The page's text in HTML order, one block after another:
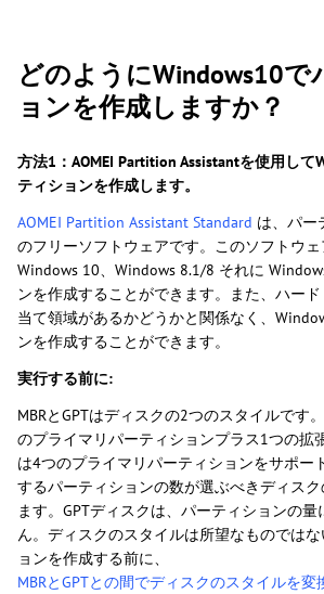
どのようにWindows10で
ョンを作成しますか？
方法1：AOMEI Partition Assistantを使用して
ティションを作成します。
AOMEI Partition Assistant Standard は、パー
のフリーソフトウェアです。このソフトウェ
Windows 10、Windows 8.1/8 それに
ンを作成することができます。また、ハー
当て領域があるかどうかと関係なく、
ンを作成することができます。
実行する前に:
MBRとGPTはディスクの2つのスタイルです
のプライマリパーティションプラス1つの拡
は4つのプライマリパーティションをサポー
するパーティションの数が選ぶべきディス
ます。GPTディスクは、パーティションの
ん。ディスクのスタイルは所望なものでは
ョンを作成する前に、
MBRとGPTとの間でディスクのスタイルを変